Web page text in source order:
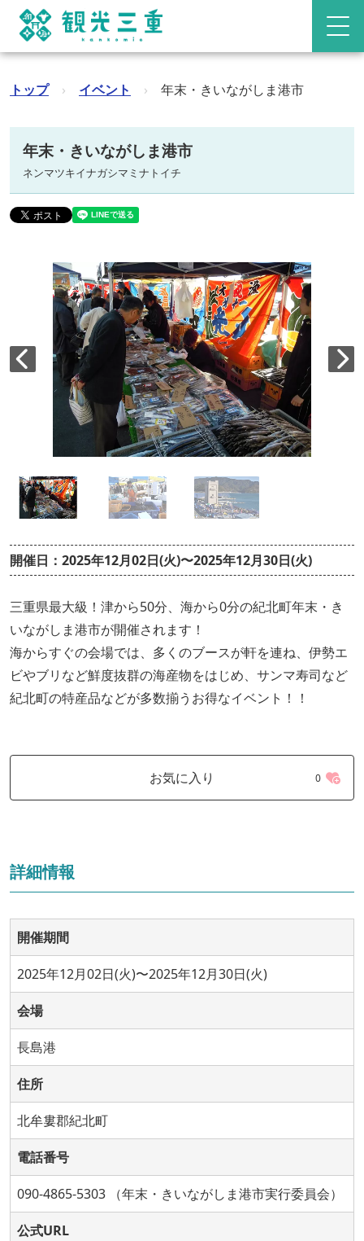
トップ › イベント › 年末・きいながしま港市
年末・きいながしま港市
ネンマツキイナガシマミナトイチ
開催日：2025年12月02日(火)〜2025年12月30日(火)
三重県最大級！津から50分、海から0分の紀北町年末・き
いながしま港市が開催されます！
海からすぐの会場では、多くのブースが軒を連ね、伊勢エ
ビやブリなど鮮度抜群の海産物をはじめ、サンマ寿司など
紀北町の特産品などが多数揃うお得なイベント！！
お気に入り 0
詳細情報
開催期間
2025年12月02日(火)〜2025年12月30日(火)
会場
長島港
住所
北牟婁郡紀北町
電話番号
090-4865-5303 （年末・きいながしま港市実行委員会）
公式URL